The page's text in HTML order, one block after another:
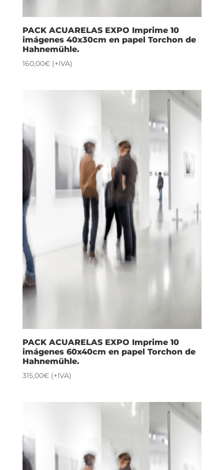
PACK ACUARELAS EXPO Imprime 10
imágenes 40x30cm en papel Torchon de
Hahnemühle.
160,00€ (+IVA)
PACK ACUARELAS EXPO Imprime 10
imágenes 60x40cm en papel Torchon de
Hahnemühle.
315,00€ (+IVA)